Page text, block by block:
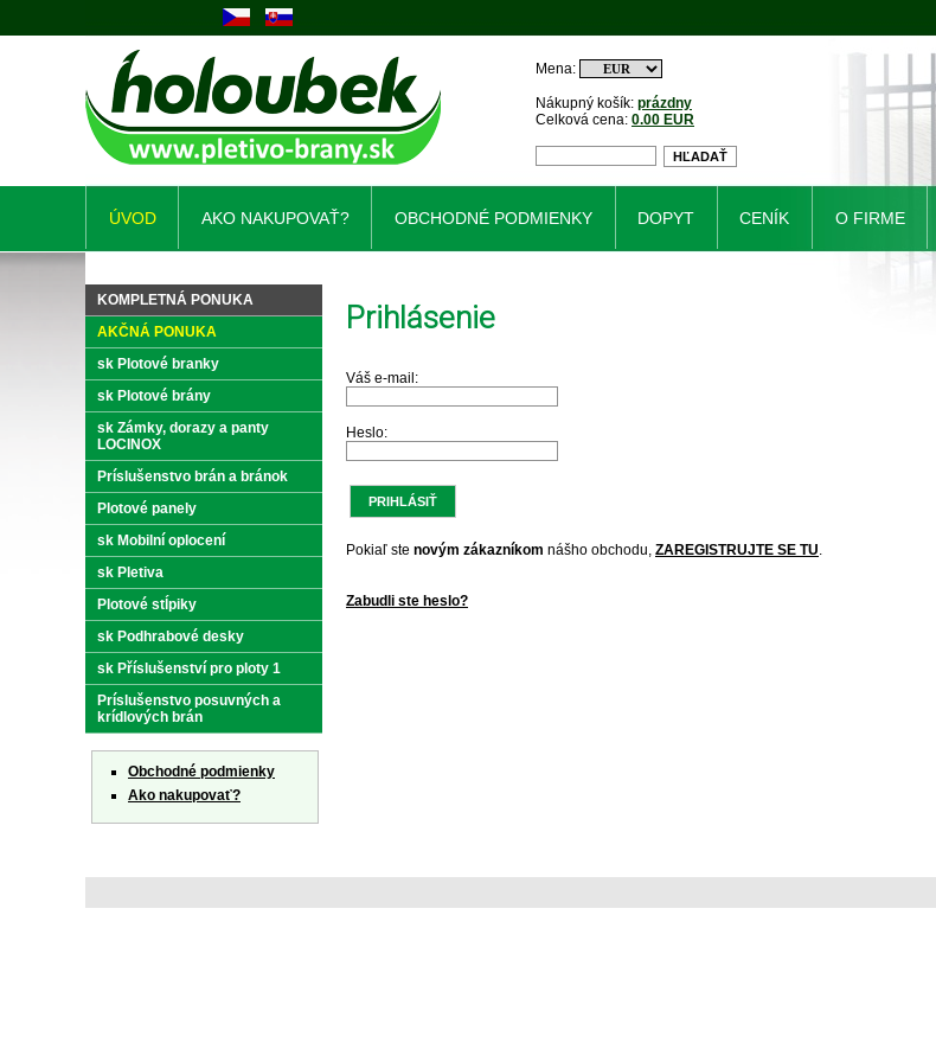
Prihlásenie
Váš e-mail:
Heslo:
Pokiaľ ste novým zákazníkom nášho obchodu, ZAREGISTRUJTE SE TU.
Zabudli ste heslo?
KOMPLETNÁ PONUKA
AKČNÁ PONUKA
sk Plotové branky
sk Plotové brány
sk Zámky, dorazy a panty
LOCINOX
Príslušenstvo brán a bránok
Plotové panely
sk Mobilní oplocení
sk Pletiva
Plotové stĺpiky
sk Podhrabové desky
sk Příslušenství pro ploty 1
Príslušenstvo posuvných a
krídlových brán
Obchodné podmienky
Ako nakupovať?
Nákupný košík: prázdny
Celková cena: 0.00 EUR
Mena:
ÚVOD AKO NAKUPOVAŤ? OBCHODNÉ PODMIENKY DOPYT CENÍK O FIRME